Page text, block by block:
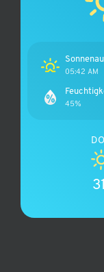
05:42 AM
45%